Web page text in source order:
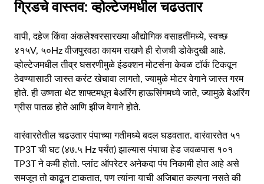
ग्रिडचे वास्तव: व्होल्टेजमधील चढउतार
वापी, दहेज किंवा अंकलेश्वरसारख्या औद्योगिक वसाहतींमध्ये, स्वच्छ
४१५V, ५०Hz वीजपुरवठा कायम राखणे ही रोजची डोकेदुखी आहे.
व्होल्टेजमधील तीव्र घसरणीमुळे इंडक्शन मोटर्सना केवळ टॉर्क टिकवून
ठेवण्यासाठी जास्त करंट खेचावा लागतो, ज्यामुळे मोटर वेगाने जास्त गरम
होते. ही उष्णता थेट शाफ्टमधून बेअरिंग हाऊसिंगमध्ये जाते, ज्यामुळे बेअरिंग
ग्रीस पातळ होते आणि झीज वेगाने होते.
वारंवारतेतील चढउतार पंपाच्या गतीमध्ये बदल घडवतात. वारंवारतेत ५१
TP3T ची घट (४७.५ Hz पर्यंत) झाल्यास पंपाचा हेड जवळपास १०१
TP3T ने कमी होतो. प्लांट ऑपरेटर अनेकदा पंप निकामी होत आहे असे
समजून तो काढून टाकतात, पण त्यांना याची अजिबात कल्पना नसते की